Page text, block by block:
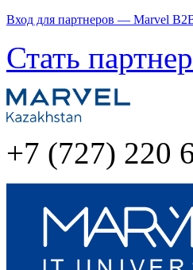
Вход для партнеров — Marvel
Стать
+7 (727) 220